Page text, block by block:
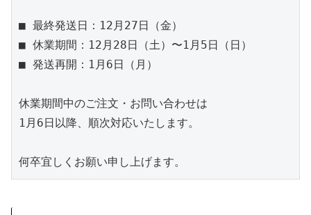
■ 最終発送日：12月27日（金）
■ 休業期間：12月28日（土）〜1月5日（日）
■ 発送再開：1月6日（月）
休業期間中のご注文・お問い合わせは
1月6日以降、順次対応いたします。